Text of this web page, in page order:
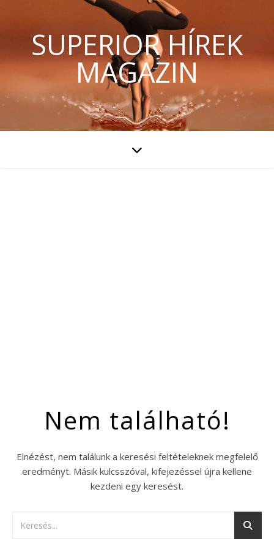
SUPERIOR HÍREK
MAGAZIN
Nem található!
Elnézést, nem találunk a keresési feltételeknek megfelelő
eredményt. Másik kulcsszóval, kifejezéssel újra kellene
kezdeni egy keresést.